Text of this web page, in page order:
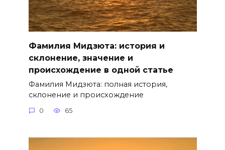
Фамилия Мидзюта: история и
склонение, значение и
происхождение в одной статье
Фамилия Мидзюта: полная история,
склонение и происхождение
0 65